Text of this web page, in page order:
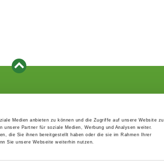
Medien anbieten zu können und die Zugriffe auf unsere Website zu
Partner für soziale Medien, Werbung und Analysen weiter.
die Sie ihnen bereitgestellt haben oder die sie im Rahmen Ihrer
Sie unsere Webseite weiterhin nutzen.
VDH/FCI
Paymentsystem
Forms, information brochures,
directories